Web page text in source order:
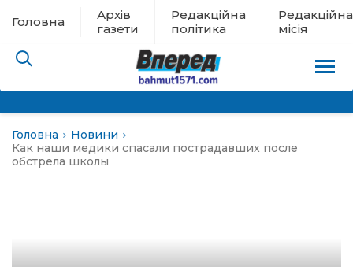
Головна
Архів
газети
Редакційна
політика
Редакційна
місія
Головна
Новини
Как наши медики спасали пострадавших после
обстрела школы